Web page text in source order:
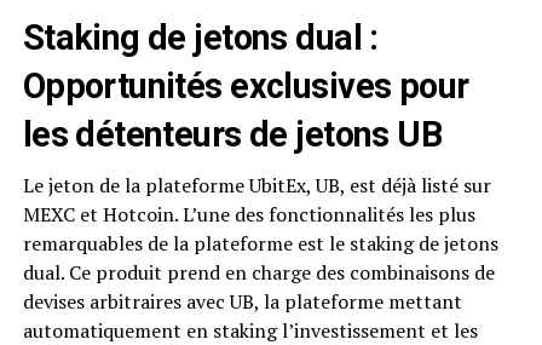
Staking de jetons dual :
Opportunités exclusives pour
les détenteurs de jetons UB
Le jeton de la plateforme UbitEx, UB, est déjà listé sur
MEXC et Hotcoin. L’une des fonctionnalités les plus
remarquables de la plateforme est le staking de jetons
dual. Ce produit prend en charge des combinaisons de
devises arbitraires avec UB, la plateforme mettant
automatiquement en staking l’investissement et les